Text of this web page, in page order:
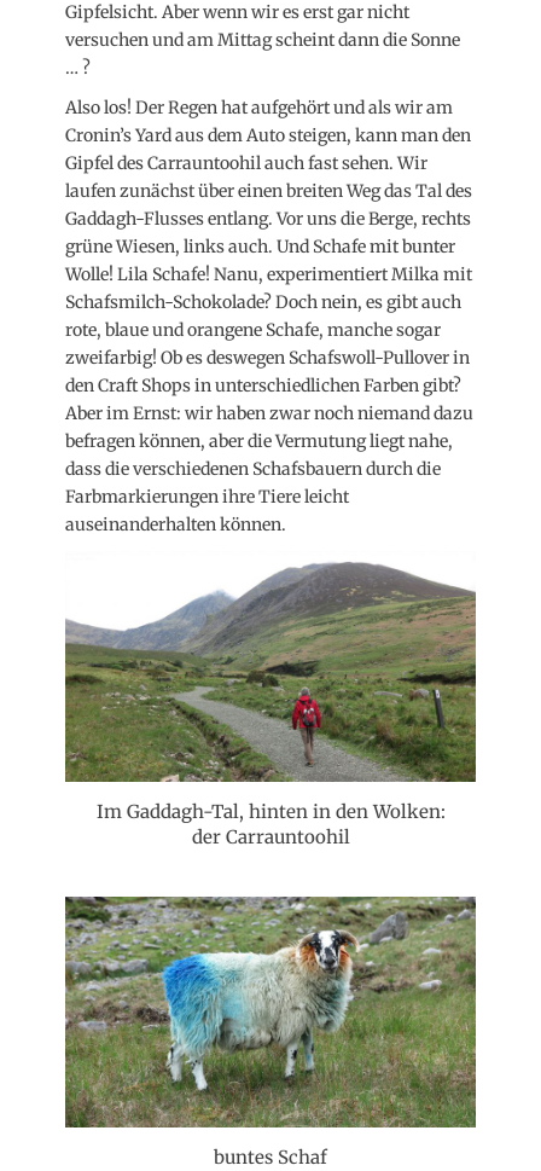
Gipfelsicht. Aber wenn wir es erst gar nicht
versuchen und am Mittag scheint dann die Sonne
… ?
Also los! Der Regen hat aufgehört und als wir am
Cronin’s Yard aus dem Auto steigen, kann man den
Gipfel des Carrauntoohil auch fast sehen. Wir
laufen zunächst über einen breiten Weg das Tal des
Gaddagh-Flusses entlang. Vor uns die Berge, rechts
grüne Wiesen, links auch. Und Schafe mit bunter
Wolle! Lila Schafe! Nanu, experimentiert Milka mit
Schafsmilch-Schokolade? Doch nein, es gibt auch
rote, blaue und orangene Schafe, manche sogar
zweifarbig! Ob es deswegen Schafswoll-Pullover in
den Craft Shops in unterschiedlichen Farben gibt?
Aber im Ernst: wir haben zwar noch niemand dazu
befragen können, aber die Vermutung liegt nahe,
dass die verschiedenen Schafsbauern durch die
Farbmarkierungen ihre Tiere leicht
auseinanderhalten können.
Im Gaddagh-Tal, hinten in den Wolken:
der Carrauntoohil
buntes Schaf